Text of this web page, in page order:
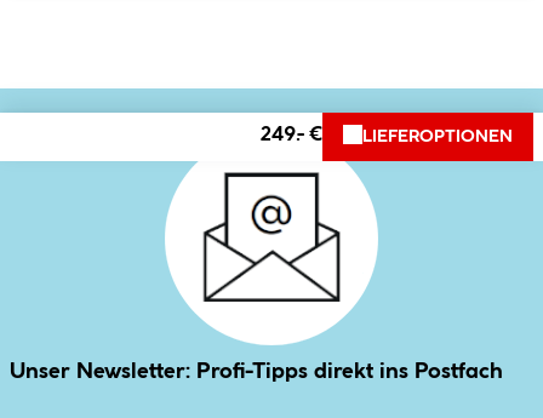
249.- € LIEFEROPTIONEN
Unser Newsletter: Profi-Tipps direkt ins Postfach